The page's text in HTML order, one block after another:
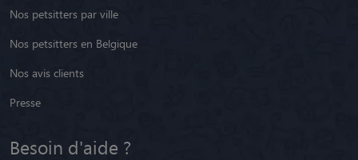
Nos petsitters par ville
Nos petsitters en Belgique
Nos avis clients
Presse
Besoin d'aide ?